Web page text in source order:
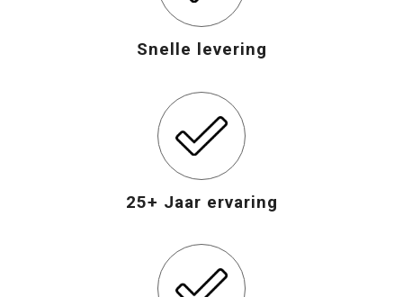
Snelle levering
25+ Jaar ervaring